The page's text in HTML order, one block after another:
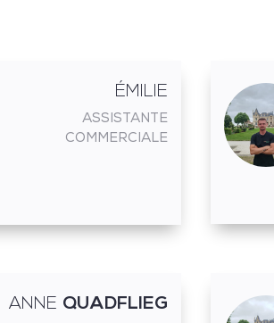
ÉMILIE
ASSISTANTE
COMMERCIALE
ANNE QUADFLIEG